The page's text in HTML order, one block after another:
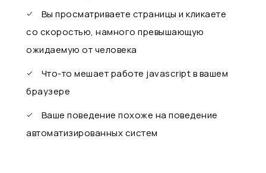
Вы просматриваете страницы и кликаете
со скоростью, намного превышающую
ожидаемую от человека
Что-то мешает работе javascript в вашем
браузере
Ваше поведение похоже на поведение
автоматизированных систем